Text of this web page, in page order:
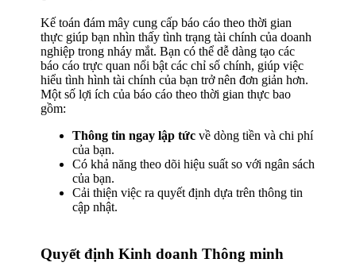
Kế toán đám mây cung cấp báo cáo theo thời gian
thực giúp bạn nhìn thấy tình trạng tài chính của doanh
nghiệp trong nháy mắt. Bạn có thể dễ dàng tạo các
báo cáo trực quan nổi bật các chỉ số chính, giúp việc
hiểu tình hình tài chính của bạn trở nên đơn giản hơn.
Một số lợi ích của báo cáo theo thời gian thực bao
gồm:
Thông tin ngay lập tức về dòng tiền và chi phí
của bạn.
Có khả năng theo dõi hiệu suất so với ngân sách
của bạn.
Cải thiện việc ra quyết định dựa trên thông tin
cập nhật.
Quyết định Kinh doanh Thông minh